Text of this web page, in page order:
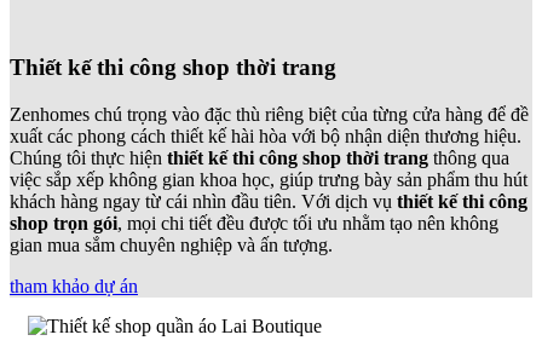
Thiết kế thi công shop thời trang
Zenhomes chú trọng vào đặc thù riêng biệt của từng cửa hàng để đề
xuất các phong cách thiết kế hài hòa với bộ nhận diện thương hiệu.
Chúng tôi thực hiện thiết kế thi công shop thời trang thông qua
việc sắp xếp không gian khoa học, giúp trưng bày sản phẩm thu hút
khách hàng ngay từ cái nhìn đầu tiên. Với dịch vụ thiết kế thi công
shop trọn gói, mọi chi tiết đều được tối ưu nhằm tạo nên không
gian mua sắm chuyên nghiệp và ấn tượng.
tham khảo dự án